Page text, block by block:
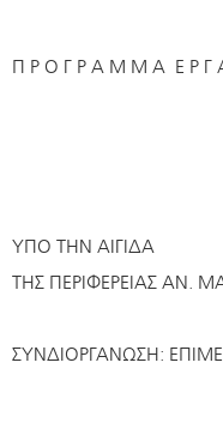
Π Ρ Ο Γ Ρ Α Μ Μ Α Ε Ρ Γ
ΥΠΟ ΤΗΝ ΑΙΓΙΔΑ
ΤΗΣ ΠΕΡΙΦΕΡΕΙΑΣ ΑΝ.
ΣΥΝΔΙΟΡΓΑΝΩΣΗ: